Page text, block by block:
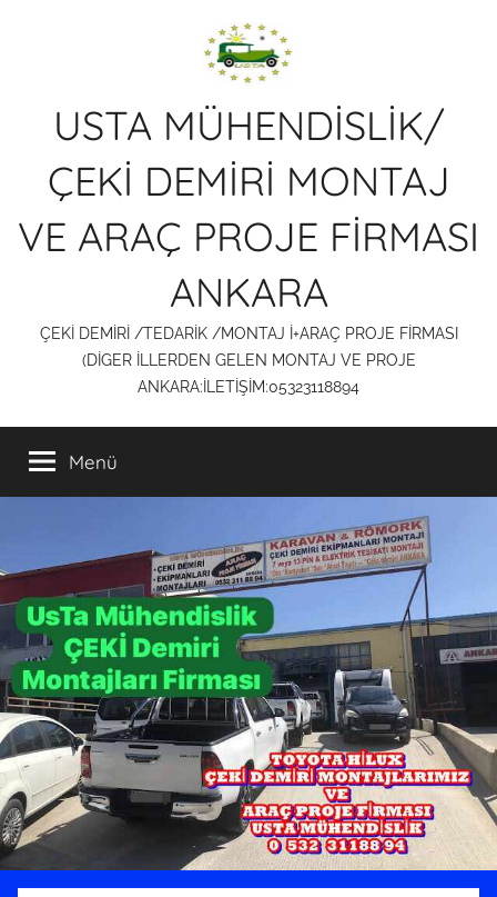
USTA MÜHENDİSLİK/
ÇEKİ DEMİRİ MONTAJ
VE ARAÇ PROJE FİRMASI
ANKARA
ÇEKİ DEMİRİ /TEDARİK /MONTAJ İ+ARAÇ PROJE FİRMASI
(DİGER İLLERDEN GELEN MONTAJ VE PROJE
ANKARA:İLETİŞİM:05323118894
Menü